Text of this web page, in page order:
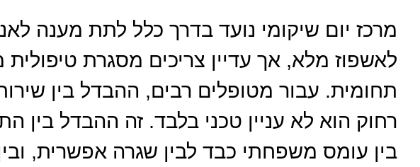
מרכז יום שיקומי נועד בדרך כלל לתת מענה
לאשפוז מלא, אך עדיין צריכים מסגרת
תחומית. עבור מטופלים רבים, ההבדל בין
רחוק הוא לא עניין טכני בלבד. זה ההבדל בין
בין עומס משפחתי כבד לבין שגרה אפשרית,